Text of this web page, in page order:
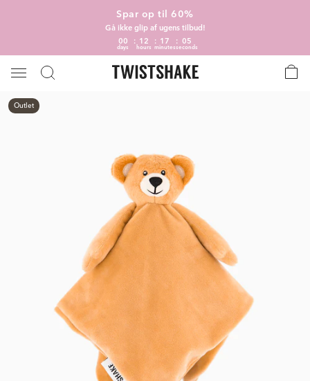
Spar op til 60%
Gå ikke glip af ugens tilbud!
00
days
12
hours
17
minutes
04
seconds
Outlet